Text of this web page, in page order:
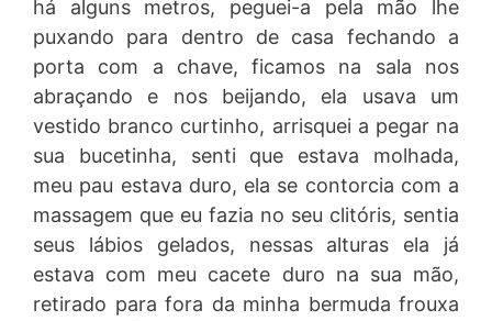
há alguns metros, peguei-a pela mão lhe
puxando para dentro de casa fechando a
porta com a chave, ficamos na sala nos
abraçando e nos beijando, ela usava um
vestido branco curtinho, arrisquei a pegar na
sua bucetinha, senti que estava molhada,
meu pau estava duro, ela se contorcia com a
massagem que eu fazia no seu clitóris, sentia
seus lábios gelados, nessas alturas ela já
estava com meu cacete duro na sua mão,
retirado para fora da minha bermuda frouxa